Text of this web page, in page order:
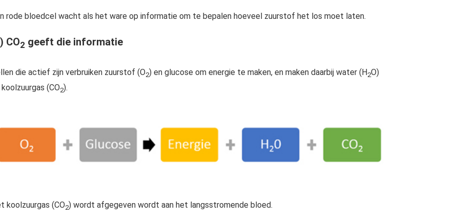
rode bloedcel wacht als het ware op informatie om te bepalen hoeveel zuurstof het los moet laten.
CO2 geeft die informatie
die actief zijn verbruiken zuurstof (O2) en glucose om energie te maken, en maken daarbij water (H2O)
(CO2).
koolzuurgas (CO2) wordt afgegeven wordt aan het langsstromende bloed.